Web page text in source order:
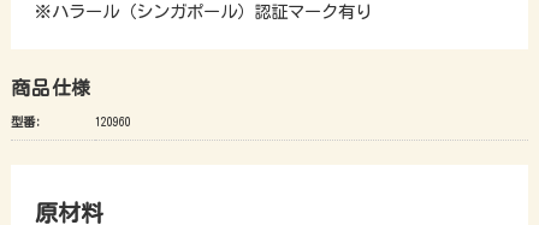
※ハラール（シンガポール）認証マーク有り
商品仕様
型番: 120960
原材料